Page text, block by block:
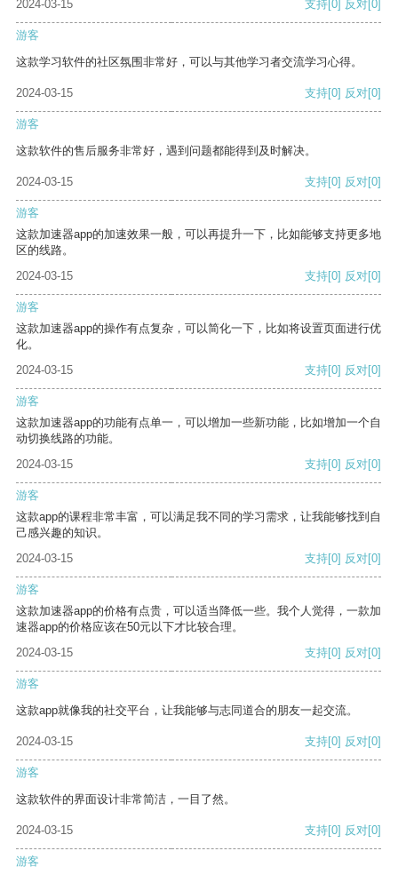
2024-03-15 支持 [0] 反对 [0]
游客
这款学习软件的社区氛围非常好，可以与其他学习者交流学习心得。
2024-03-15 支持[0] 反对[0]
游客
这款软件的售后服务非常好，遇到问题都能得到及时解决。
2024-03-15 支持[0] 反对[0]
游客
这款加速器app的加速效果一般，可以再提升一下，比如能够支持更多地
区的线路。
2024-03-15
支持[0] 反对[0]
游客
这款加速器app的操作有点复杂，可以简化一下，比如将设置页面进行优
化。
2024-03-15
支持[0] 反对[0]
游客
这款加速器app的功能有点单一，可以增加一些新功能，比如增加一个自
动切换线路的功能。
2024-03-15
支持[0] 反对[0]
游客
这款app的课程非常丰富，可以满足我不同的学习需求，让我能够找到自
己感兴趣的知识。
2024-03-15
支持[0] 反对[0]
游客
这款加速器app的价格有点贵，可以适当降低一些。我个人觉得，一款加
速器app的价格应该在50元以下才比较合理。
2024-03-15
支持[0] 反对[0]
游客
这款app就像我的社交平台，让我能够与志同道合的朋友一起交流。
2024-03-15 支持[0] 反对[0]
游客
这款软件的界面设计非常简洁，一目了然。
2024-03-15 支持[0] 反对[0]
游客